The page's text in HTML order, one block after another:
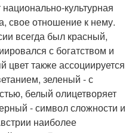
культурная
свое отношение к нему.
всегда был красный,
с богатством и
также ассоциируется
зеленый - с
белый олицетворяет
- символ сложности и
наиболее